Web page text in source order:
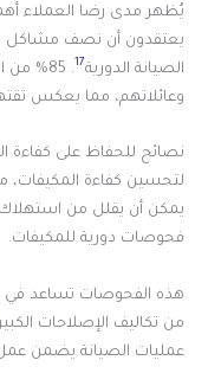
يعتقدون أن نصف مشاكل
الصيانة الدورية17
. 85%
وعائلاتهم، مما يعكس
نصائح للحفاظ على كفاءة
لتحسين كفاءة المكيفات،
يمكن أن يقلل من استهلاك
فحوصات دورية للمكيفات.
هذه الفحوصات تساعد في
من تكاليف الإصلاحات
عمليات الصيانة يضمن